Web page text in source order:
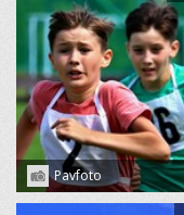
Pavfoto